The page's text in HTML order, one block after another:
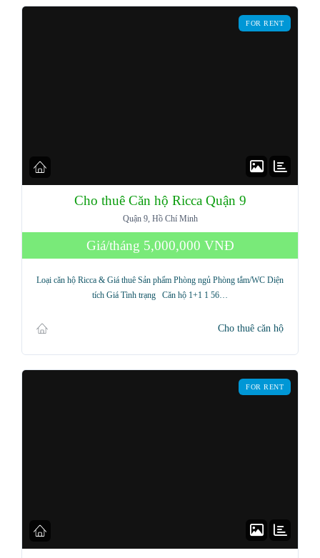
FOR RENT
Cho thuê Căn hộ Ricca Quận 9
Quận 9, Hồ Chí Minh
Giá/tháng 5,000,000 VNĐ
Loại căn hộ Ricca & Giá thuê Sản phẩm Phòng ngủ Phòng tắm/WC Diện
tích Giá Tình trạng Căn hộ 1+1 1 56…
Cho thuê căn hộ
FOR RENT